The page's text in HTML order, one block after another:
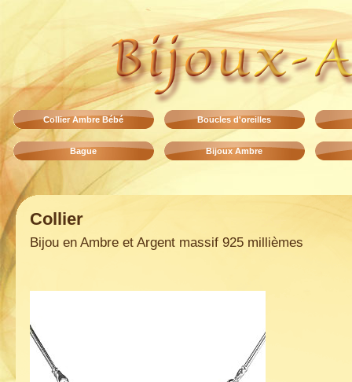
Collier Ambre Bébé Boucles d'oreilles
Bague Bijoux Ambre
Collier
Bijou en Ambre et Argent massif 925 millièmes